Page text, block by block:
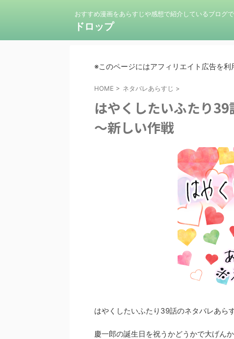
おすすめ漫画をあらすじや感想で紹介しているブログで
ドロップ
※このページにはアフィリエイト広告を利
HOME > ネタバレあらすじ >
はやくしたいふたり
～新しい作戦
はやくしたいふたり39話のネタバレあら
慶一郎の誕生日を祝うかどうかで大げんか